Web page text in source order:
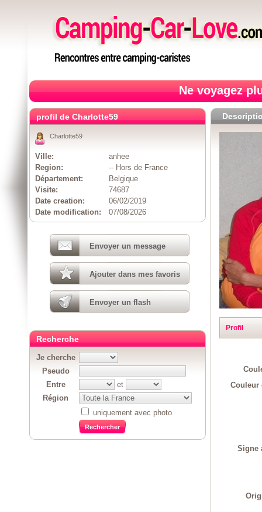
Ne voyagez
Profil
Couleur
Signe
profil de Charlotte59
Charlotte59
Ville:
anhee
Region:
-- Hors de France
Département:
Belgique
Visite:
74687
Date creation:
06/02/2019
Date modification:
07/08/2026
Envoyer un message
Ajouter dans mes favoris
Envoyer un flash
Recherche
Je cherche
Pseudo
Entre
et
Région
uniquement avec photo